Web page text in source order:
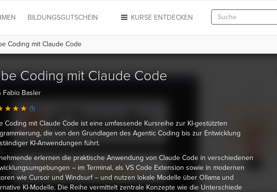
KURSE ENTDECKEN
BILDUNGSGUTSCHEIN
Coding mit Claude Code
Coding mit Claude Code
Fabio Basler
(1)
Coding mit Claude Code ist eine umfassende Kursreihe zur KI-gestützten
die von den Grundlagen des Agentic Coding bis zur Entwicklung
KI-Anwendungen führt.
erlernen die praktische Anwendung von Claude Code in verschiedenen
– im Terminal, als VS Code Extension sowie in modernen
wie Cursor und Windsurf – und nutzen lokale Modelle über Ollama und
KI-Modelle. Die Reihe vermittelt zentrale Konzepte wie die Unterschiede